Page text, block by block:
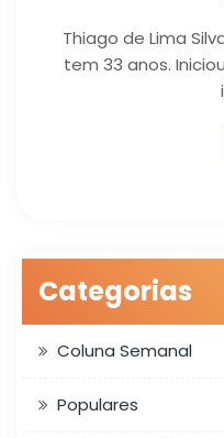
Thiago de Lima
tem 33 anos.
Categorias
Coluna Semanal
Populares